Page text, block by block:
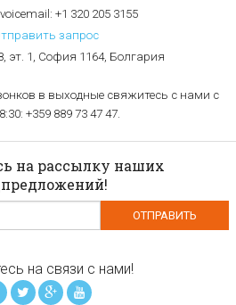
+1 320 205 3155
запрос
эт. 1, София 1164, Болгария
в выходные свяжитесь с нами с
+359 889 73 47 47.
на рассылку наших
на связи с нами!